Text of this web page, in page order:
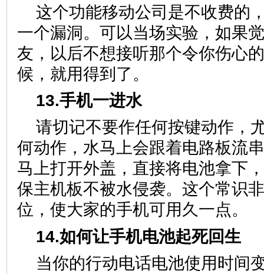
这个功能移动公司是不收费的
一个漏洞。可以当场实验，如果
友，以后不想接听那个令你伤心
候，就用得到了。
13.手机一进水
请切记不要作任何按键动作，
何动作，水马上会跟着电路板流
马上打开外盖，直接将电池拿下
保主机板不被水侵袭。这个常识
位，使大家的手机可用久一点。
14.如何让手机电池起死回生
当你的行动电话电池使用时间